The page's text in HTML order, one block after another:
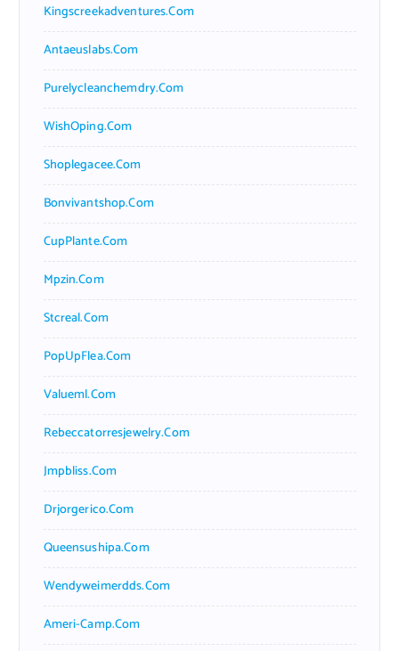
Kingscreekadventures.com
Antaeuslabs.com
Purelycleanchemdry.com
WishOping.com
Shoplegacee.com
Bonvivantshop.com
CupPlante.com
Mpzin.com
Stcreal.com
PopUpFlea.com
Valueml.com
Rebeccatorresjewelry.com
Jmpbliss.com
Drjorgerico.com
Queensushipa.com
Wendyweimerdds.com
Ameri-Camp.com